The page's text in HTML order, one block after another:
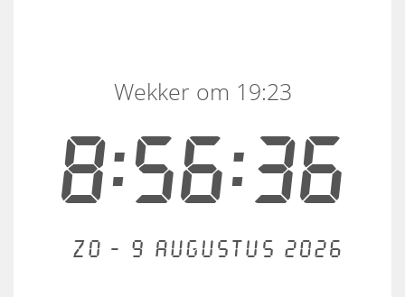
8:56:36
Wekker om 19:23
Zo - 9 augustus 2026